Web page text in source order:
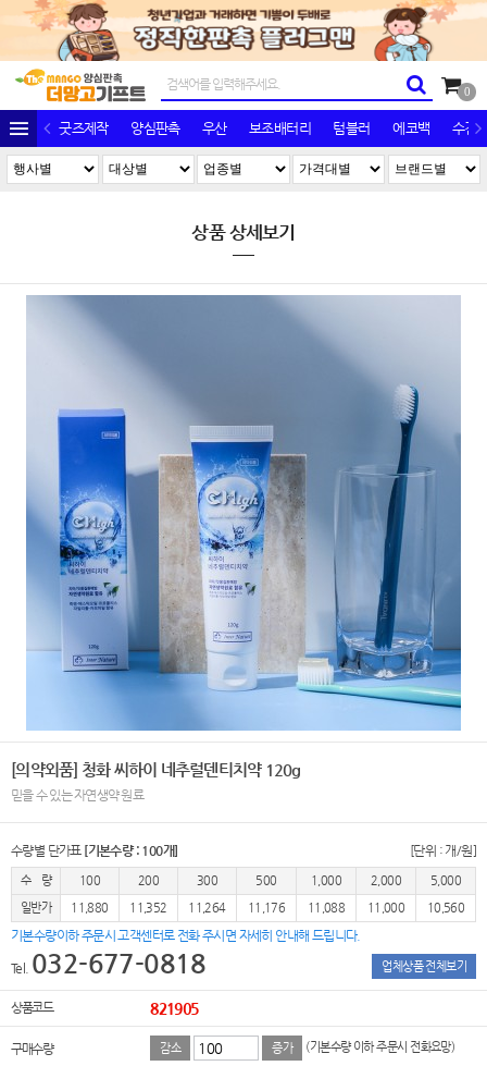
0
굿즈제작 양심판촉 우산 보조배터리 텀블러 에코백 수건/
상품 상세보기
[의약외품] 청화 씨하이 네추럴덴티치약 120g
믿을 수 있는 자연생약 원료
수량별 단가표 [기본수량 : 100개] [단위 : 개/원]
수 량 100 200 300 500 1,000 2,000
5,000
일반가
11,880 11,352 11,264 11,176 11,088 11,000 10,560
기본수량이하 주문시 고객센터로 전화 주시면 자세히 안내해 드립니다.
Tel. 032-677-0818 업체상품 전체보기
상품코드 821905
구매수량 감소 증가 (기본수량 이하 주문시 전화요망)